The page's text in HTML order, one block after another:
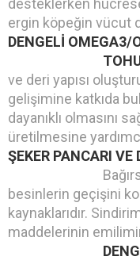
desteklerken
ergin köpeğin vücut
DENGELİ OMEGA3/
ve deri yapısı
gelişimine katkıda
dayanıklı olmasını
üretilmesine
ŞEKER PANCARI VE
besinlerin geçişini
kaynaklarıdır.
maddelerinin